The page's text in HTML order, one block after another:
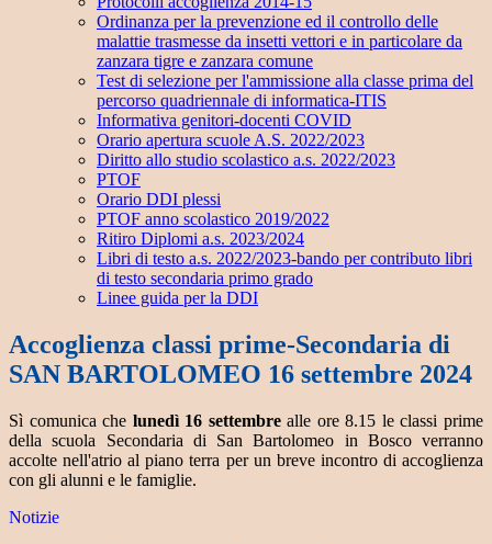
Ordinanza per la prevenzione ed il controllo delle
malattie trasmesse da insetti vettori e in particolare da
zanzara tigre e zanzara comune
Test di selezione per l'ammissione alla classe prima del
percorso quadriennale di informatica-ITIS
Informativa genitori-docenti COVID
Orario apertura scuole A.S. 2022/2023
Diritto allo studio scolastico a.s. 2022/2023
PTOF
Orario DDI plessi
PTOF anno scolastico 2019/2022
Ritiro Diplomi a.s. 2023/2024
Libri di testo a.s. 2022/2023-bando per contributo libri
di testo secondaria primo grado
Linee guida per la DDI
Accoglienza classi prime-Secondaria di
SAN BARTOLOMEO 16 settembre 2024
Sì comunica che lunedì 16 settembrealle ore 8.15 le classi prime
della scuola Secondaria di San Bartolomeo in Bosco verranno
accolte nell'atrio al piano terra per un breve incontro di accoglienza
con gli alunni e le famiglie.
Notizie